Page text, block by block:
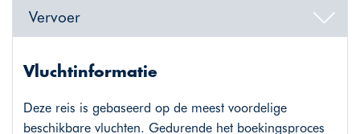
Vervoer
Vluchtinformatie
Deze reis is gebaseerd op de meest voordelige
beschikbare vluchten. Gedurende het boekingsproces